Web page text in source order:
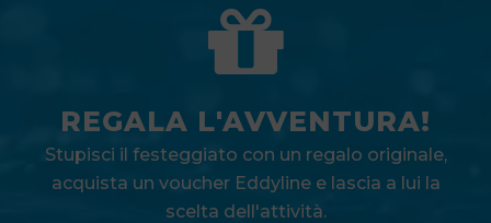
REGALA L'AVVENTURA!
Stupisci il festeggiato con un regalo originale,
acquista un voucher Eddyline e lascia a lui la
scelta dell'attività.